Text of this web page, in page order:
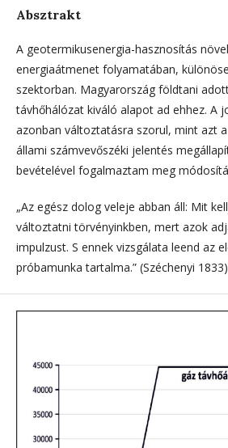
Absztrakt
A geotermikusenergia-hasznosítás
energiaátmenet folyamatában,
szektorban. Magyarország földtani
távhőhálózat kiváló alapot ad ehhez. A
azonban változtatásra szorul, mint azt
állami számvevőszéki jelentés
bevételével fogalmaztam meg
„Az egész dolog veleje abban áll: Mit
változtatni törvényinkben, mert azok
impulzust. S ennek vizsgálata leend az
próbamunka tartalma.” (Széchenyi 1833)